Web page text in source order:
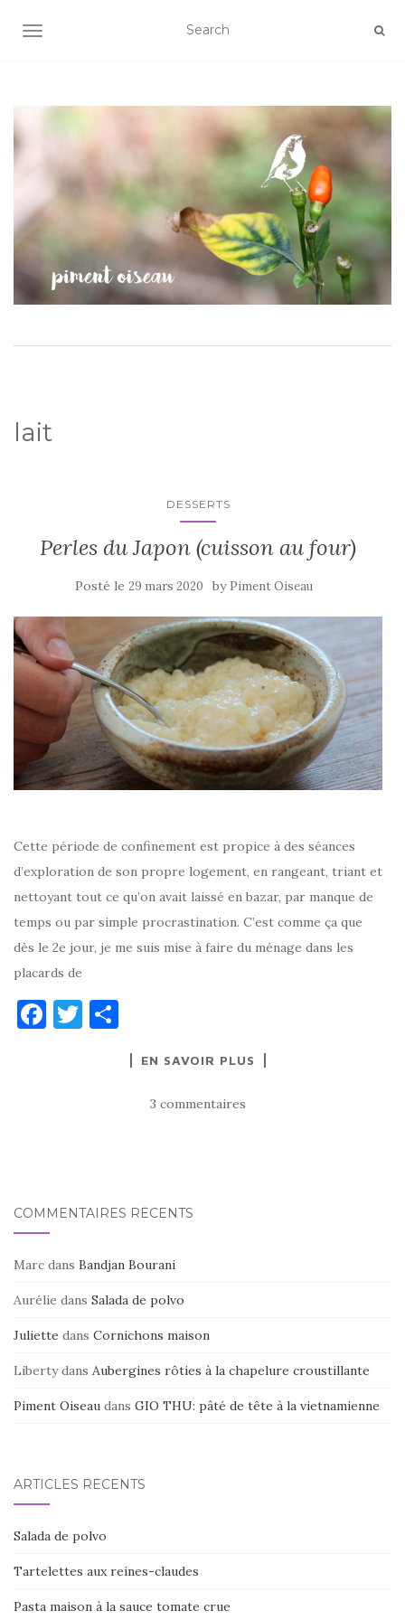
AFFICHER/MASQUER LA NAVIGATION
lait
DESSERTS
Perles du Japon (cuisson au four)
Posté le 29 mars 2020 by Piment Oiseau
Cette période de confinement est propice à des séances
d’exploration de son propre logement, en rangeant, triant et
nettoyant tout ce qu’on avait laissé en bazar, par manque de
temps ou par simple procrastination. C’est comme ça que
dès le 2e jour, je me suis mise à faire du ménage dans les
placards de
F
k
T
ar
taEN SAVOIR PLUS
3 commentaires
COMMENTAIRES RÉCENTS
Marc dans Bandjan Bourani
Aurélie dans Salada de polvo
Juliette dans Cornichons maison
Libertydans Aubergines rôties à la chapelure croustillante
Piment Oiseau dans GIO THU: pâté de tête à la vietnamienne
ARTICLES RÉCENTS
Salada de polvo
Tartelettes aux reines-claudes
Pasta maison à la sauce tomate crue